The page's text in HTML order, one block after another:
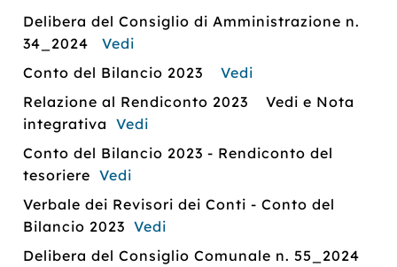
Delibera del Consiglio di Amministrazione n.
34_2024Vedi
Conto del Bilancio 2023Vedi
Relazione al Rendiconto 2023 Vedi e Nota
integrativaVedi
Conto del Bilancio 2023 - Rendiconto del
tesoriereVedi
Verbale dei Revisori dei Conti - Conto del
Bilancio 2023Vedi
Delibera del Consiglio Comunale n. 55_2024